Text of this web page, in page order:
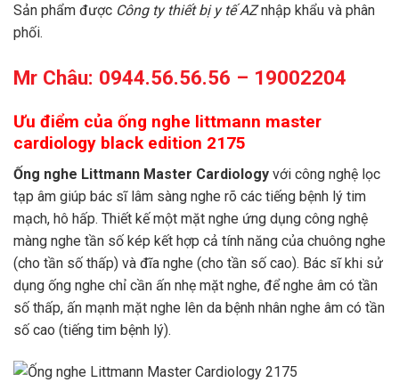
Sản phẩm được Công ty thiết bị y tế AZnhập khẩu và phân
phối.
Mr Châu: 0944.56.56.56 – 19002204
Ưu điểm của ống nghe littmann master
cardiology black edition 2175
Ống nghe Littmann Master Cardiology với công nghệ lọc
tạp âm giúp bác sĩ lâm sàng nghe rõ các tiếng bệnh lý tim
mạch, hô hấp. Thiết kế một mặt nghe ứng dụng công nghệ
màng nghe tần số kép kết hợp cả tính năng của chuông nghe
(cho tần số thấp) và đĩa nghe (cho tần số cao). Bác sĩ khi sử
dụng ống nghe chỉ cần ấn nhẹ mặt nghe, để nghe âm có tần
số thấp, ấn mạnh mặt nghe lên da bệnh nhân nghe âm có tần
số cao (tiếng tim bệnh lý).